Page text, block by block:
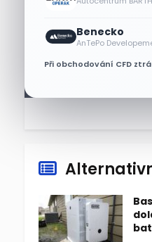
Benecko
AnTePo
Při obchodování CFD